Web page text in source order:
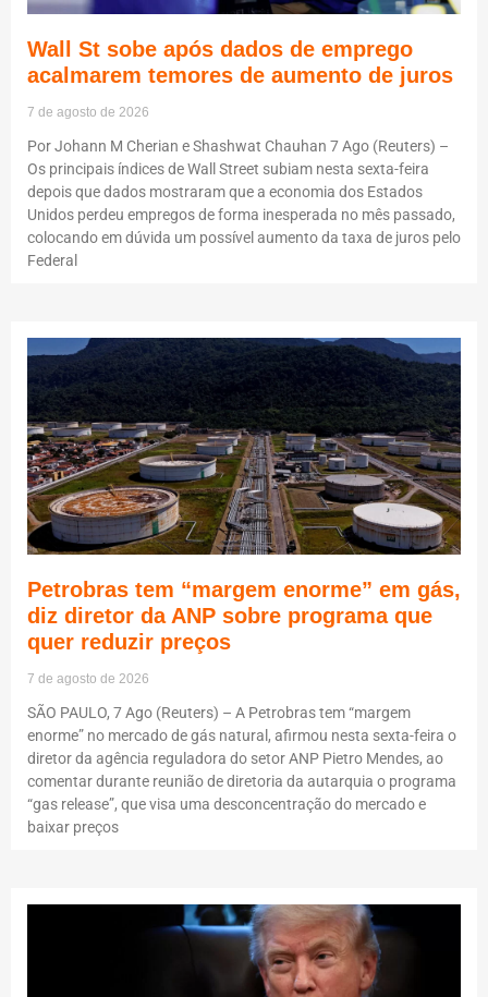
Wall St sobe após dados de emprego
acalmarem temores de aumento de juros
7 de agosto de 2026
Por Johann M Cherian e Shashwat Chauhan 7 Ago (Reuters) –
Os principais índices de Wall Street subiam nesta sexta-feira
depois que dados mostraram que a economia dos Estados
Unidos perdeu empregos de forma inesperada no mês passado,
colocando em dúvida um possível aumento da taxa de juros pelo
Federal
Petrobras tem “margem enorme” em gás,
diz diretor da ANP sobre programa que
quer reduzir preços
7 de agosto de 2026
SÃO PAULO, 7 Ago (Reuters) – A Petrobras tem “margem
enorme” no mercado de gás natural, afirmou nesta sexta-feira o
diretor da agência reguladora do setor ANP Pietro Mendes, ao
comentar durante reunião de diretoria da autarquia o programa
“gas release”, que visa uma desconcentração do mercado e
baixar preços